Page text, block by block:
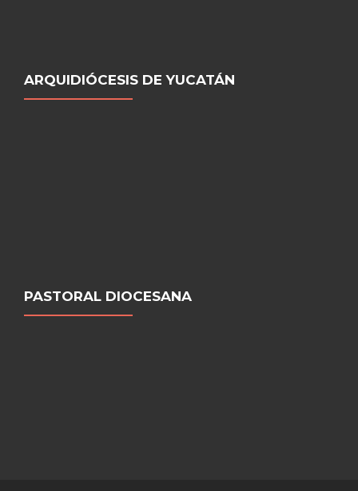
ARQUIDIÓCESIS DE YUCATÁN
PASTORAL DIOCESANA